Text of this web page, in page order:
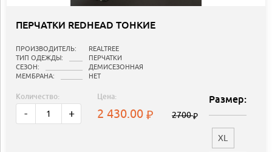
ПЕРЧАТКИ REDHEAD ТОНКИЕ
ПРОИЗВОДИТЕЛЬ:
REALTREE
ТИП ОДЕЖДЫ:
ПЕРЧАТКИ
СЕЗОН:
ДЕМИСЕЗОННАЯ
МЕМБРАНА:
НЕТ
Количество:
- +
Цена:
2 430.00 2700
Размер:
XL